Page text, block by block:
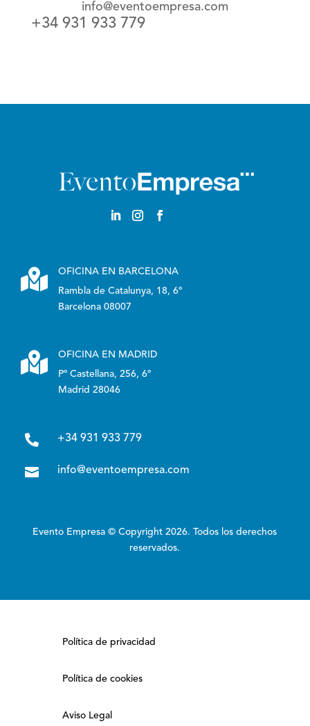
info@eventoempresa.com
+34 931 933 779

OFICINA EN BARCELONA
Rambla de Catalunya, 18, 6º
Barcelona 08007

OFICINA EN MADRID
Pº Castellana, 256, 6º
Madrid 28046
 +34 931 933 779
 info@eventoempresa.com
Evento Empresa © Copyright 2026. Todos los derechos
reservados.
Política de privacidad
Política de cookies
Aviso Legal